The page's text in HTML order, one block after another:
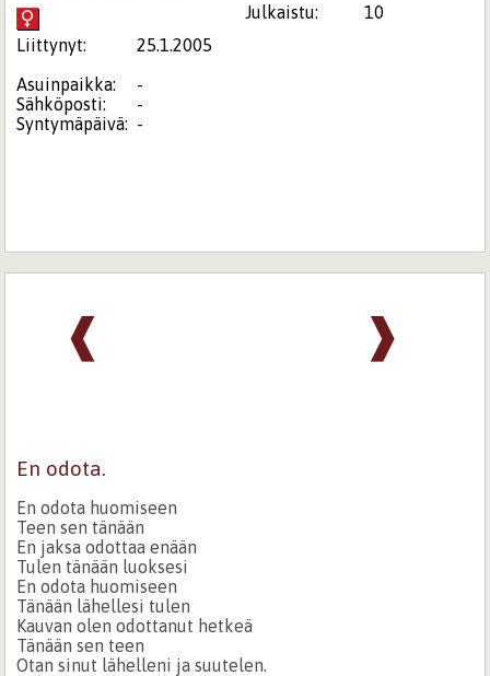
Julkaistu:
10
Liittynyt:
25.1.2005
Asuinpaikka:
-
Sähköposti:
-
Syntymäpäivä: -
❱
❰
En odota.
En odota huomiseen
Teen sen tänään
En jaksa odottaa enään
Tulen tänään luoksesi
En odota huomiseen
Tänään lähellesi tulen
Kauvan olen odottanut hetkeä
Tänään sen teen
Otan sinut lähelleni ja suutelen.